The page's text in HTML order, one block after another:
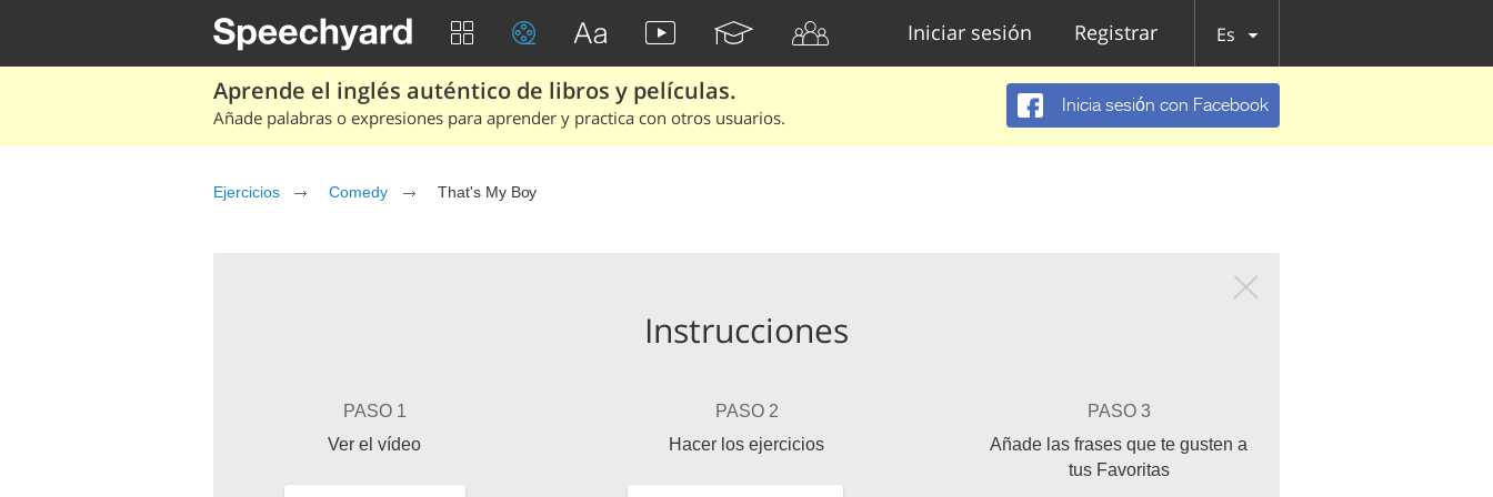
Iniciar sesión Registrar Es
Aprende el inglés auténtico de libros y películas.
Añade palabras o expresiones para aprender y practica con otros usuarios.
Inicia sesión con Facebook
Ejercicios Comedy That's My Boy
Instrucciones
PASO 1
Ver el vídeo
PASO 2
Hacer los ejercicios
PASO 3
Añade las frases que te gusten a
tus Favoritas